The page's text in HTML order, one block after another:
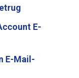
E-
E-Mail-